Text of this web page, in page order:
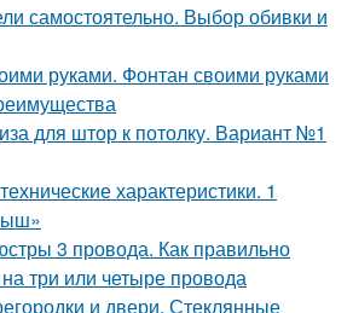
самостоятельно. Выбор обивки и
руками. Фонтан своими руками
для штор к потолку. Вариант №1
характеристики. 1
3 провода. Как правильно
три или четыре провода
и двери. Стеклянные